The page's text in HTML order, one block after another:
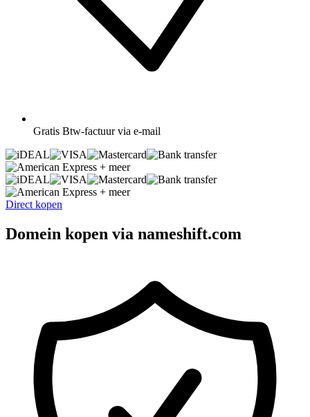
Gratis Btw-factuur via e-mail
+ meer
+ meer
Direct kopen
Domein kopen via nameshift.com